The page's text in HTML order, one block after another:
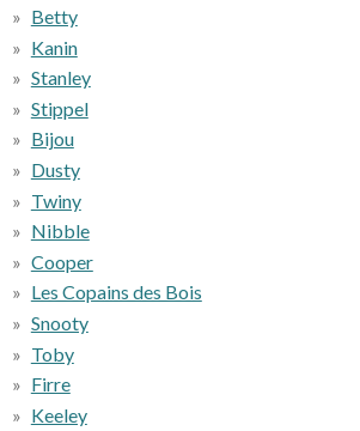
Betty
Kanin
Stanley
Stippel
Bijou
Dusty
Twiny
Nibble
Cooper
Les Copains des Bois
Snooty
Toby
Firre
Keeley